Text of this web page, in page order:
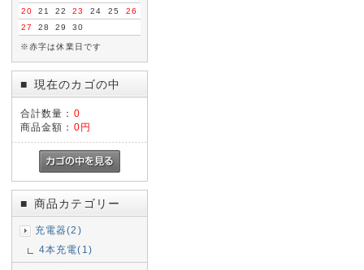
20
21 22 23 24 25
26
27
28 29 30
※赤字は休業日です
■ 現在のカゴの中
合計数量： 0
商品金額： 0円
■ 商品カテゴリー
充電器(2)
4本充電(1)